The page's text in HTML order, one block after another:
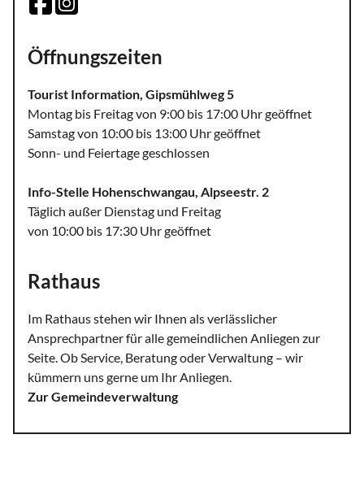
Öffnungszeiten
Tourist Information, Gipsmühlweg 5
Montag bis Freitag von 9:00 bis 17:00 Uhr geöffnet
Samstag von 10:00 bis 13:00 Uhr geöffnet
Sonn- und Feiertage geschlossen
Info-Stelle Hohenschwangau, Alpseestr. 2
Täglich außer Dienstag und Freitag
von 10:00 bis 17:30 Uhr geöffnet
Rathaus
Im Rathaus stehen wir Ihnen als verlässlicher
Ansprechpartner für alle gemeindlichen Anliegen zur
Seite. Ob Service, Beratung oder Verwaltung – wir
kümmern uns gerne um Ihr Anliegen.
Zur Gemeindeverwaltung